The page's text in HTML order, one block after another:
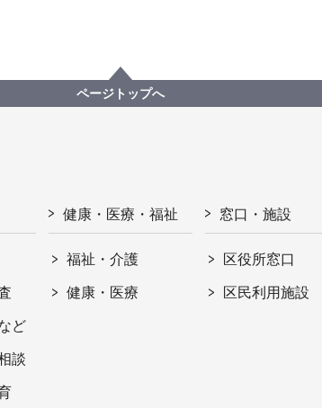
ページトップへ
ど
談
健康・医療・福祉
福祉・介護
健康・医療
窓口・施設
区役所窓口
区民利用施設